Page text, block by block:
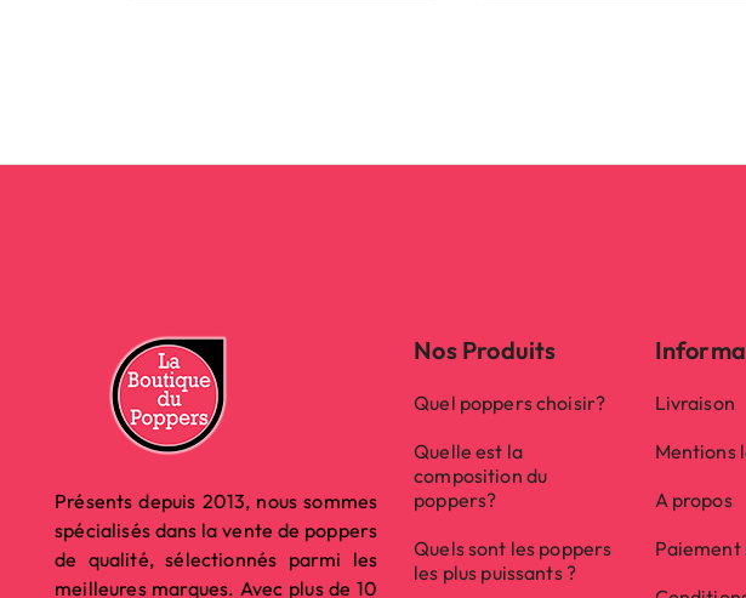
Présents depuis 2013, nous sommes
spécialisés dans la vente de poppers
de qualité, sélectionnés parmi les
meilleures marques. Avec plus de 10
Nos Produits
Quel poppers choisir?
Quelle est la
composition du
poppers?
Quels sont les poppers
les plus puissants ?
Livraison
Mentions
A propos
Paiement